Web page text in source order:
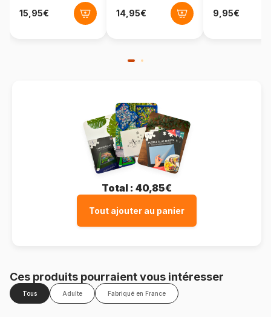
Total : 40,85€
Tout ajouter au panier
Ces produits pourraient vous intéresser
Tous Adulte Fabriqué en France